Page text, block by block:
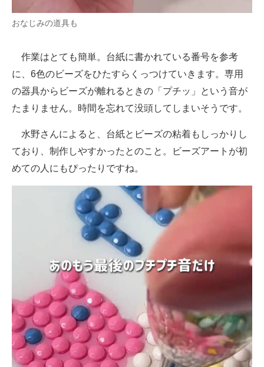
おなじみの道具も
作業はとても簡単。台紙に書かれている番号を参考
に、6色のビーズをひたすらくっつけていきます。専用
の器具からビーズが離れるときの「プチッ」という音が
たまりません。時間を忘れて没頭してしまいそうです。
水野さんによると、台紙とビーズの粘着もしっかりし
ており、制作しやすかったとのこと。ビーズアートが初
めての人にもぴったりですね。